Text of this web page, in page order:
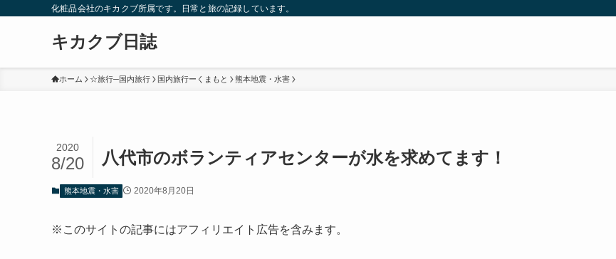
化粧品会社のキカクブ所属です。日常と旅の記録しています。
キカクブ日誌
ホーム ☆旅行─国内旅行 国内旅行ーくまもと 熊本地震・水害
八代市のボランティアセンターが水を求めてます！
2020
8/20
熊本地震・水害 2020年8月20日
※このサイトの記事にはアフィリエイト広告を含みます。